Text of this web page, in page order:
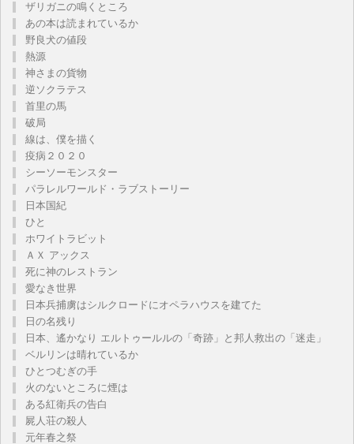
ザリガニの鳴くところ
あの本は読まれているか
野良犬の値段
熱源
神さまの貨物
逆ソクラテス
首里の馬
破局
線は、僕を描く
疫病２０２０
シーソーモンスター
パラレルワールド・ラブストーリー
日本国紀
ひと
ホワイトラビット
ＡＸ アックス
死に神のレストラン
愛なき世界
日本兵捕虜はシルクロードにオペラハウスを建てた
日の名残り
日本、遙かなり エルトゥールルの「奇跡」と邦人救出の「迷走」
ベルリンは晴れているか
ひとつむぎの手
火のないところに煙は
ある紅衛兵の告白
屍人荘の殺人
元年春之祭